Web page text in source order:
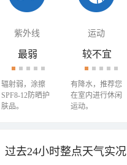
紫外线 运动
最弱
辐射弱，涂擦
SPF8-12防晒护
肤品。
较不宜
有降水，推荐您
在室内进行休闲
运动。
过去24小时整点天气实况